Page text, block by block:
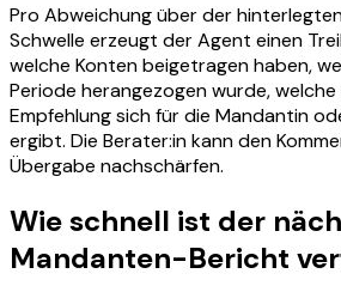
Pro Abweichung über der
Schwelle erzeugt der Agent einen
welche Konten beigetragen haben,
Periode herangezogen wurde,
Empfehlung sich für die Mandantin
ergibt. Die Berater:in kann den
Übergabe nachschärfen.
Wie schnell ist der
Mandanten-Bericht